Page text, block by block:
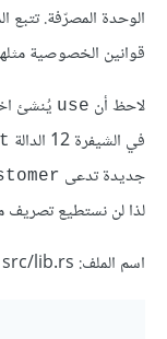
الوحدة المصرّفة.
قوانين الخصوصية
لاحظ أن use يُنشئ
في الشيفرة 12 الدالة
جديدة تدعى
لذا لن نستطيع تصريف
اسم الملف: src/lib.rs